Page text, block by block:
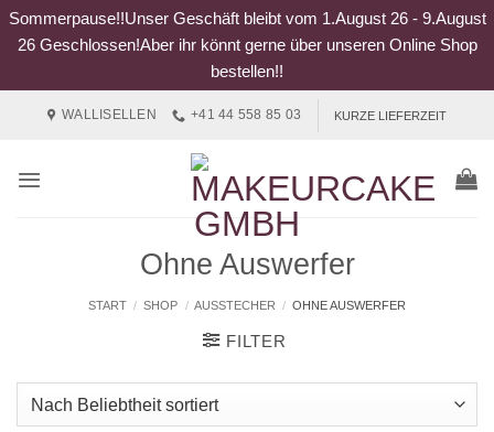
Sommerpause!!Unser Geschäft bleibt vom 1.August 26 - 9.August
26 Geschlossen!Aber ihr könnt gerne über unseren Online Shop
bestellen!!
WALLISELLEN +41 44 558 85 03 KURZE LIEFERZEIT
Ohne Auswerfer
START / SHOP / AUSSTECHER / OHNE AUSWERFER
FILTER